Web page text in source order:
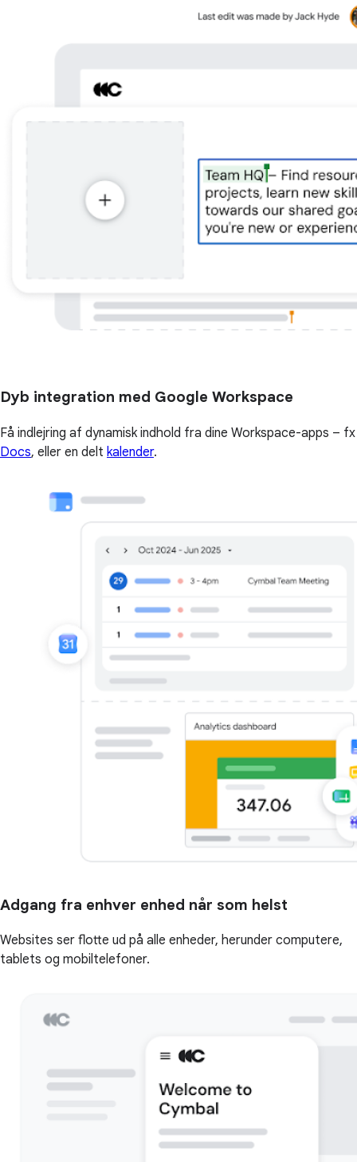
Dyb integration med Google Workspace
Få indlejring af dynamisk indhold fra dine Workspace-apps – fx
Docs, eller en delt kalender.
Adgang fra enhver enhed når som helst
Websites ser flotte ud på alle enheder, herunder computere,
tablets og mobiltelefoner.